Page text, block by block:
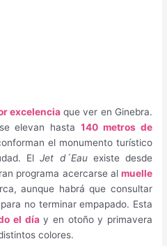
excelenciaque ver en Ginebra.
elevan hasta140 metros de
el monumento turístico
ElJet d´Eauexiste desde
programa acercarse al muelle
aunque habrá que consultar
no terminar empapado. Esta
el díay en otoño y primavera
colores.